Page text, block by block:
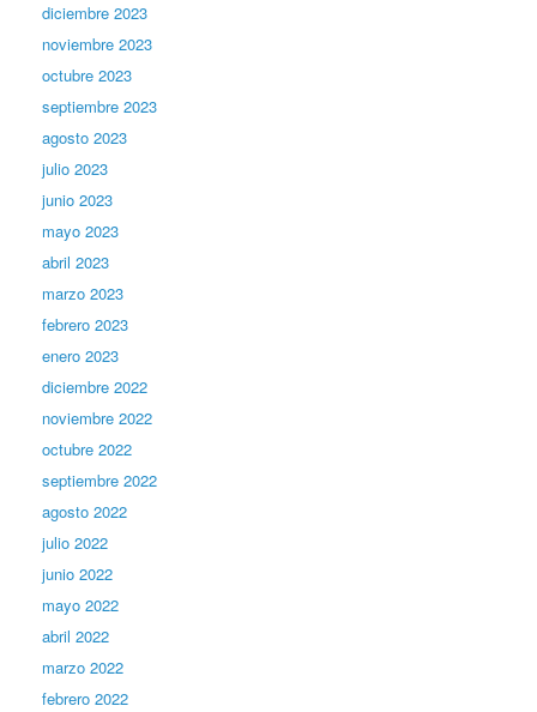
diciembre 2023
noviembre 2023
octubre 2023
septiembre 2023
agosto 2023
julio 2023
junio 2023
mayo 2023
abril 2023
marzo 2023
febrero 2023
enero 2023
diciembre 2022
noviembre 2022
octubre 2022
septiembre 2022
agosto 2022
julio 2022
junio 2022
mayo 2022
abril 2022
marzo 2022
febrero 2022